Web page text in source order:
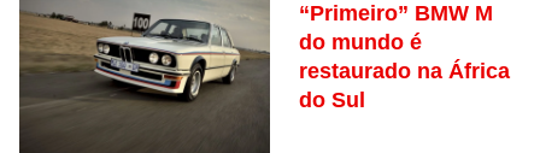
“Primeiro” BMW M
do mundo é
restaurado na África
do Sul